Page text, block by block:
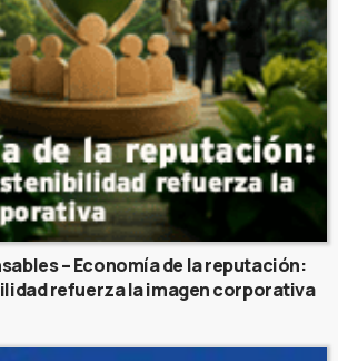
– Economía de la reputación:
refuerza la imagen corporativa